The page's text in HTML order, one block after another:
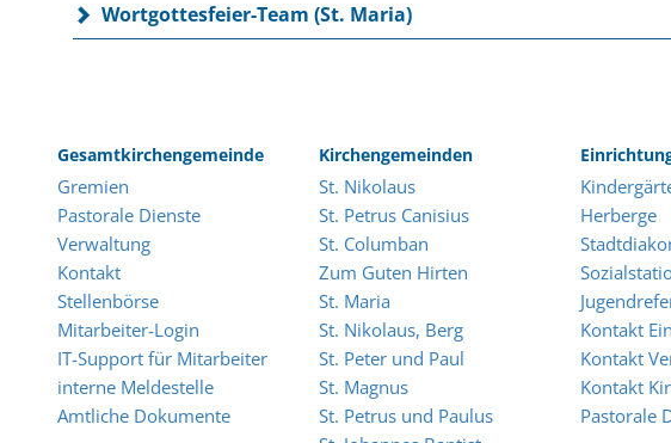
Wortgottesfeier-Team (St. Maria)
Gesamtkirchengemeinde
Gremien
Pastorale Dienste
Verwaltung
Kontakt
Stellenbörse
Mitarbeiter-Login
IT-Support für Mitarbeiter
interne Meldestelle
Amtliche Dokumente
Kirchengemeinden
St. Nikolaus
St. Petrus Canisius
St. Columban
Zum Guten Hirten
St. Maria
St. Nikolaus, Berg
St. Peter und Paul
St. Magnus
St. Petrus und Paulus
Herberge
Kontakt
Kontakt
Kontakt
Pastorale